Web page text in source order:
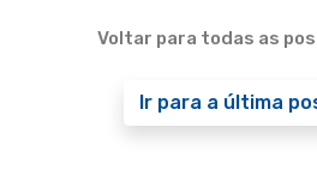
Voltar para todas as
Ir para a última